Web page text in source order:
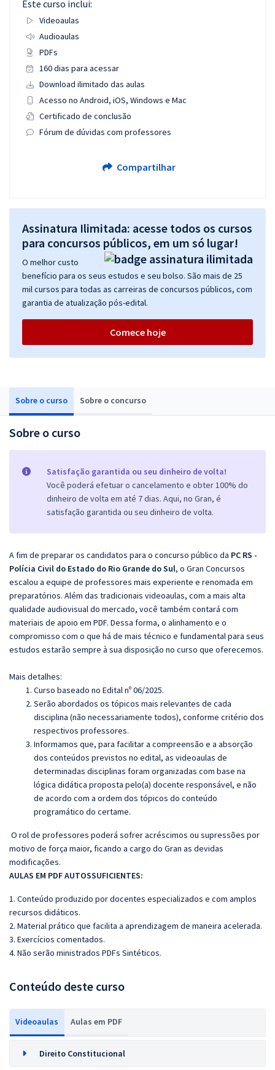
Sobre o curso Sobre o concurso
Sobre o curso
Satisfação garantida ou seu dinheiro de volta!
Você poderá efetuar o cancelamento e obter 100% do
dinheiro de volta em até 7 dias. Aqui, no Gran, é
satisfação garantida ou seu dinheiro de volta.
A fim de preparar os candidatos para o concurso público da PC RS -
Polícia Civil do Estado do Rio Grande do Sul, o Gran Concursos
escalou a equipe de professores mais experiente e renomada em
preparatórios. Além das tradicionais videoaulas, com a mais alta
qualidade audiovisual do mercado, você também contará com
materiais de apoio em PDF. Dessa forma, o alinhamento e o
compromisso com o que há de mais técnico e fundamental para seus
estudos estarão sempre à sua disposição no curso que oferecemos.
Mais detalhes:
Curso baseado no Edital nº 06/2025.
Serão abordados os tópicos mais relevantes de cada
disciplina (não necessariamente todos), conforme critério dos
respectivos professores.
Informamos que, para facilitar a compreensão e a absorção
dos conteúdos previstos no edital, as videoaulas de
determinadas disciplinas foram organizadas com base na
lógica didática proposta pelo(a) docente responsável, e não
de acordo com a ordem dos tópicos do conteúdo
programático do certame.
O rol de professores poderá sofrer acréscimos ou supressões por
motivo de força maior, ficando a cargo do Gran as devidas
modificações.
AULAS EM PDF AUTOSSUFICIENTES:
1. Conteúdo produzido por docentes especializados e com amplos
recursos didáticos.
2. Material prático que facilita a aprendizagem de maneira acelerada.
3. Exercícios comentados.
4. Não serão ministrados PDFs Sintéticos.
Conteúdo deste curso
Videoaulas Aulas em PDF
Direito Constitucional
Este curso inclui:
Videoaulas
Audioaulas
PDFs
160 dias para acessar
Download ilimitado das aulas
Acesso no Android, iOS, Windows e Mac
Certificado de conclusão
Fórum de dúvidas com professores
Compartilhar
Assinatura Ilimitada: acesse todos os cursos
para concursos públicos, em um só lugar!
O melhor custo
benefício para os seus estudos e seu bolso. São mais de 25
mil cursos para todas as carreiras de concursos públicos, com
garantia de atualização pós-edital.
Comece hoje